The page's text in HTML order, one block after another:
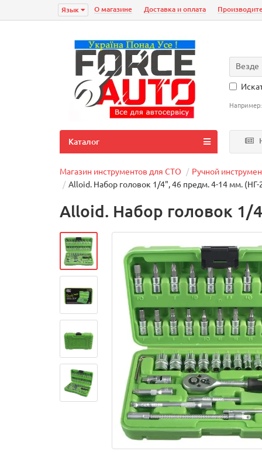
Язык О магазине Доставка и оплата
Везде
Например:
Каталог
Магазин инструментов для СТО Ручной
Alloid. Набор головок 1/4", 46 предм. 4-14 мм. (НГ-
Alloid. Набор головок 1/